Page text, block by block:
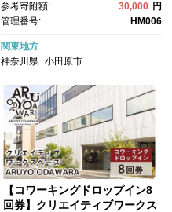
参考寄附額:
30,000 円
管理番号:
HM006
関東地方
神奈川県 小田原市
【コワーキングドロップイン8
回券】クリエイティブワークス